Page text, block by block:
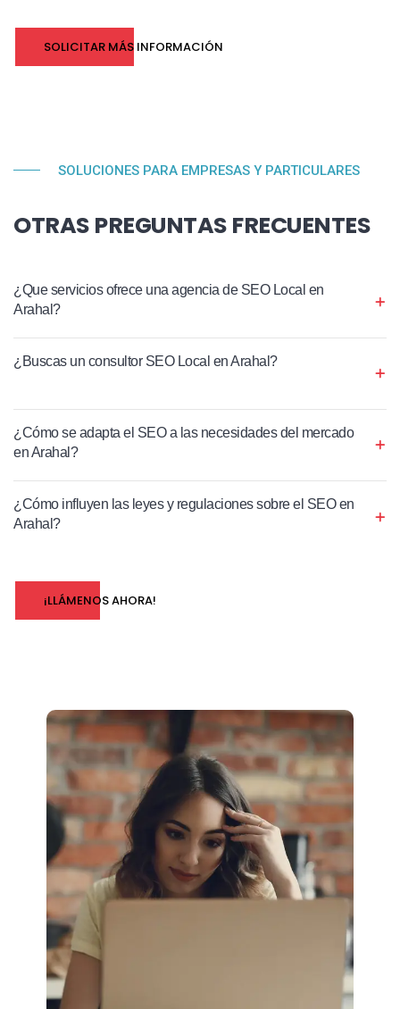
SOLICITAR MÁS INFORMACIÓN
SOLUCIONES PARA EMPRESAS Y PARTICULARES
OTRAS PREGUNTAS FRECUENTES
¿Que servicios ofrece una agencia de SEO Local en
Arahal?
¿Buscas un consultor SEO Local en Arahal?
¿Cómo se adapta el SEO a las necesidades del mercado
en Arahal?
¿Cómo influyen las leyes y regulaciones sobre el SEO en
Arahal?
¡LLÁMENOS AHORA!